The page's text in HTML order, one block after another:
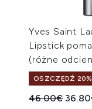
Yves Saint
Lipstick
(różne
OSZCZĘDŹ 20%
Sugerowana
46.00€